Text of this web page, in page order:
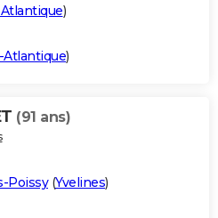
)
Atlantique)
(91 ans)
Poissy(Yvelines)